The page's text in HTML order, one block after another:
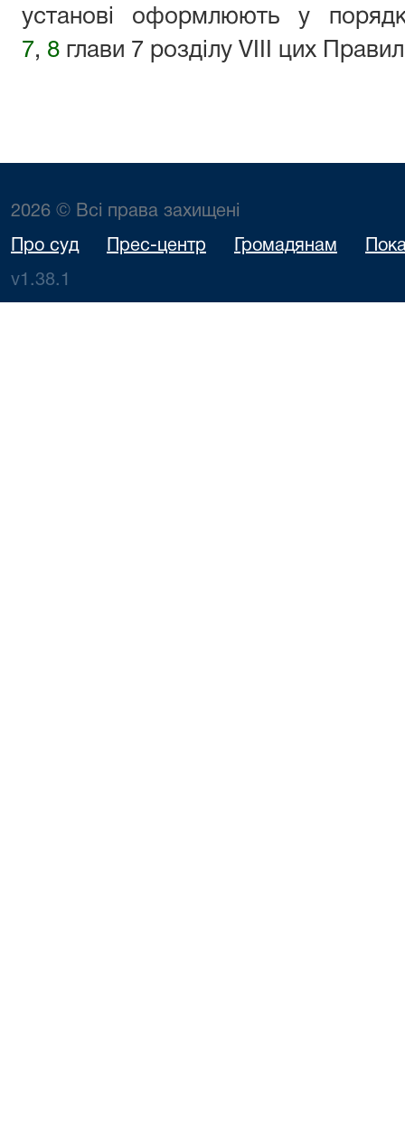
установі оформлюють у
7, 8 глави 7 розділу VIII цих
2026 © Всі права захищені
Про суд Прес-центр Громадянам
v1.38.1